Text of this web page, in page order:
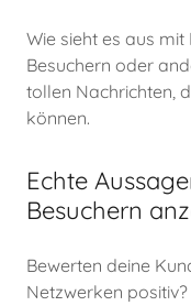
Wie sieht es aus
Besuchern oder
tollen Nachrichten,
können.
Echte
Besuchern
Bewerten deine
Netzwerken